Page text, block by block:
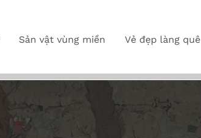
Sản vật vùng miền Vẻ đẹp làng quê